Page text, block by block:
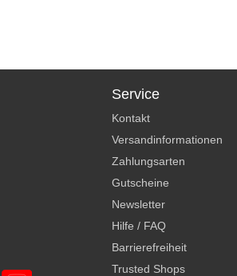
Service
Kontakt
Versandinformationen
Zahlungsarten
Gutscheine
Newsletter
Hilfe / FAQ
Barrierefreiheit
Trusted Shops